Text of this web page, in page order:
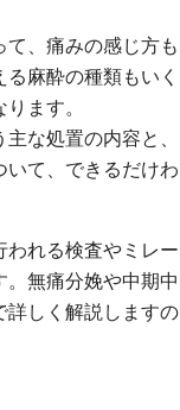
、痛みの感じ方も
麻酔の種類もいく
ます。
な処置の内容と、
いて、できるだけわ
われる検査やミレー
無痛分娩や中期中
詳しく解説しますの